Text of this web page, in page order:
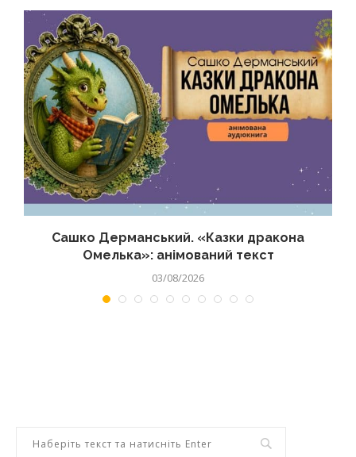
Сашко Дерманський. «Казки дракона
Омелька»: анімований текст
03/08/2026